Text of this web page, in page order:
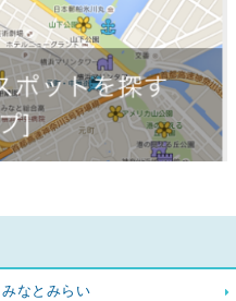
みなとみらい